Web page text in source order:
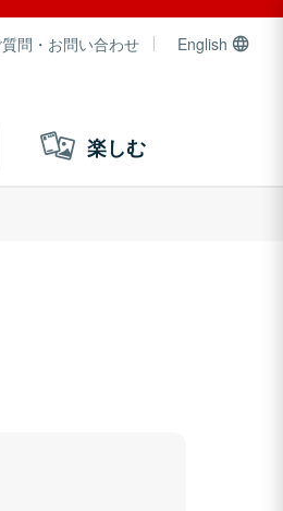
問・お問い合わせ English
楽しむ